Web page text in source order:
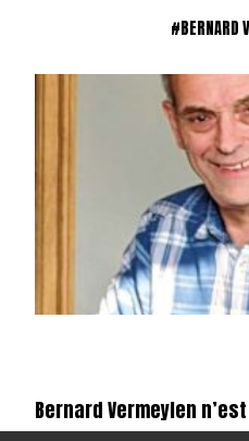
#BERNARD
Bernard Vermeylen